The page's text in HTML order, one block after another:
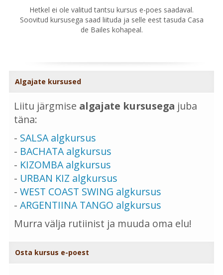
Hetkel ei ole valitud tantsu kursus e-poes saadaval.
Soovitud kursusega saad liituda ja selle eest tasuda Casa
de Bailes kohapeal.
Algajate kursused
Liitu järgmise algajate kursusega juba
täna:
- SALSA algkursus
- BACHATA algkursus
- KIZOMBA algkursus
- URBAN KIZ algkursus
- WEST COAST SWING algkursus
- ARGENTIINA TANGO algkursus
Murra välja rutiinist ja muuda oma elu!
Osta kursus e-poest